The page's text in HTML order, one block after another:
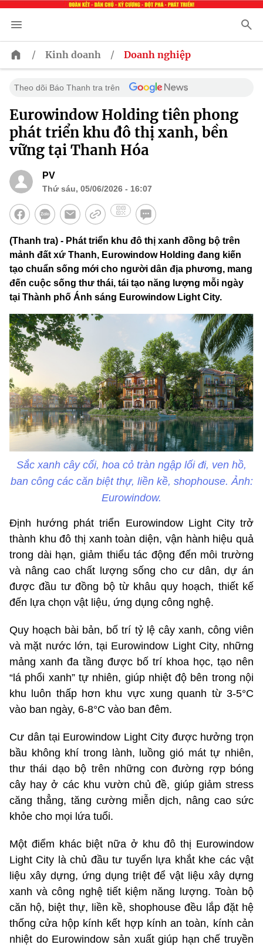
/ Kinh doanh / Doanh nghiệp
Theo dõi Báo Thanh tra trên
Eurowindow Holding tiên phong
phát triển khu đô thị xanh, bền
vững tại Thanh Hóa
PV
Thứ sáu, 05/06/2026 - 16:07
(Thanh tra) - Phát triển khu đô thị xanh đồng bộ trên
mảnh đất xứ Thanh, Eurowindow Holding đang kiến
tạo chuẩn sống mới cho người dân địa phương, mang
đến cuộc sống thư thái, tái tạo năng lượng mỗi ngày
tại Thành phố Ánh sáng Eurowindow Light City.
Sắc xanh cây cối, hoa cỏ tràn ngập lối đi, ven hồ,
ban công các căn biệt thự, liền kề, shophouse. Ảnh:
Eurowindow.
Định hướng phát triển Eurowindow Light City trở
thành khu đô thị xanh toàn diện, vận hành hiệu quả
trong dài hạn, giảm thiểu tác động đến môi trường
và nâng cao chất lượng sống cho cư dân, dự án
được đầu tư đồng bộ từ khâu quy hoạch, thiết kế
đến lựa chọn vật liệu, ứng dụng công nghệ.
Quy hoạch bài bản, bố trí tỷ lệ cây xanh, công viên
và mặt nước lớn, tại Eurowindow Light City, những
mảng xanh đa tầng được bố trí khoa học, tạo nên
“lá phổi xanh” tự nhiên, giúp nhiệt độ bên trong nội
khu luôn thấp hơn khu vực xung quanh từ 3-5°C
vào ban ngày, 6-8°C vào ban đêm.
Cư dân tại Eurowindow Light City được hưởng trọn
bầu không khí trong lành, luồng gió mát tự nhiên,
thư thái dạo bộ trên những con đường rợp bóng
cây hay ở các khu vườn chủ đề, giúp giảm stress
căng thẳng, tăng cường miễn dịch, nâng cao sức
khỏe cho mọi lứa tuổi.
Một điểm khác biệt nữa ở khu đô thị Eurowindow
Light City là chủ đầu tư tuyển lựa khắt khe các vật
liệu xây dựng, ứng dụng triệt để vật liệu xây dựng
xanh và công nghệ tiết kiệm năng lượng. Toàn bộ
căn hộ, biệt thự, liền kề, shophouse đều lắp đặt hệ
thống cửa hộp kính kết hợp kính an toàn, kính cản
nhiệt do Eurowindow sản xuất giúp hạn chế truyền